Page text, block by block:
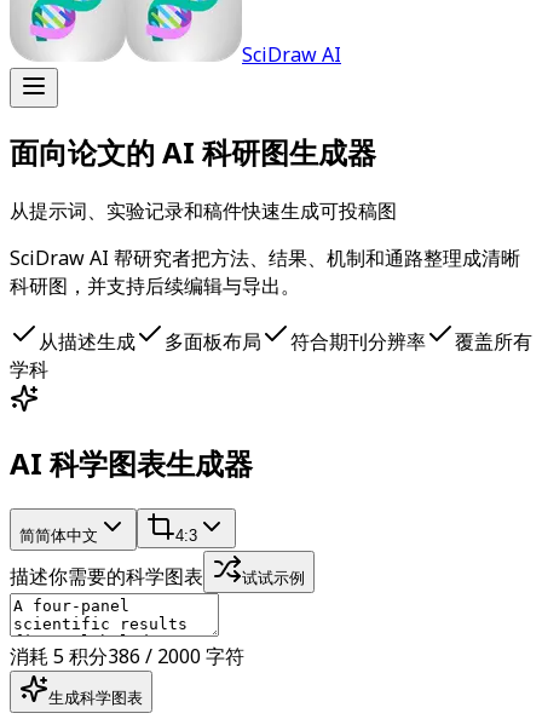
SciDraw AI
面向论文的 AI 科研图生成器
从提示词、实验记录和稿件快速生成可投稿图
SciDraw AI 帮研究者把方法、结果、机制和通路整理成清晰
科研图，并支持后续编辑与导出。
从描述生成 多面板布局 符合期刊分辨率
覆盖所有
学科
AI 科学图表生成器
简简体中文 4:3
描述你需要的科学图表 试试示例
消耗 5 积分386 / 2000 字符
生成科学图表